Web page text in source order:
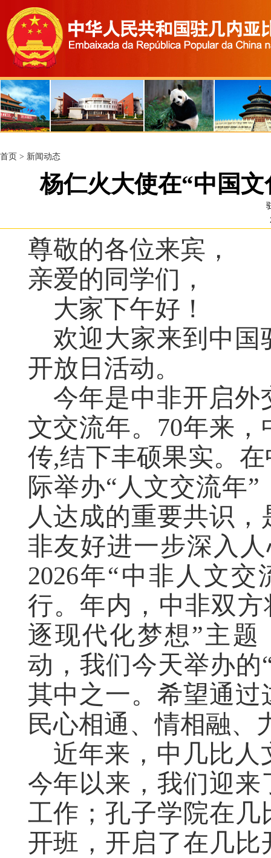
首页 > 新闻动态
杨仁火大使在“中国
尊敬的各位来宾，
亲爱的同学们，
大家下午好！
欢迎大家来到中
开放日活动。
今年是中非开启外
文交流年。70年来
传,结下丰硕果实。
际举办“人文交流年
人达成的重要共识
非友好进一步深入
2026年“中非人文
行。年内，中非双
逐现代化梦想”主题
动，我们今天举办的
其中之一。希望通
民心相通、情相融、
近年来，中几比
今年以来，我们迎
工作；孔子学院在
开班，开启了在几